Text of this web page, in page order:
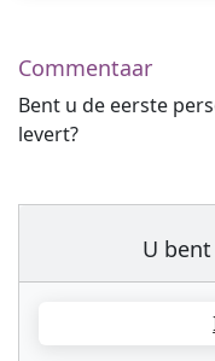
Commentaar
Bent u de eerste
levert?
U